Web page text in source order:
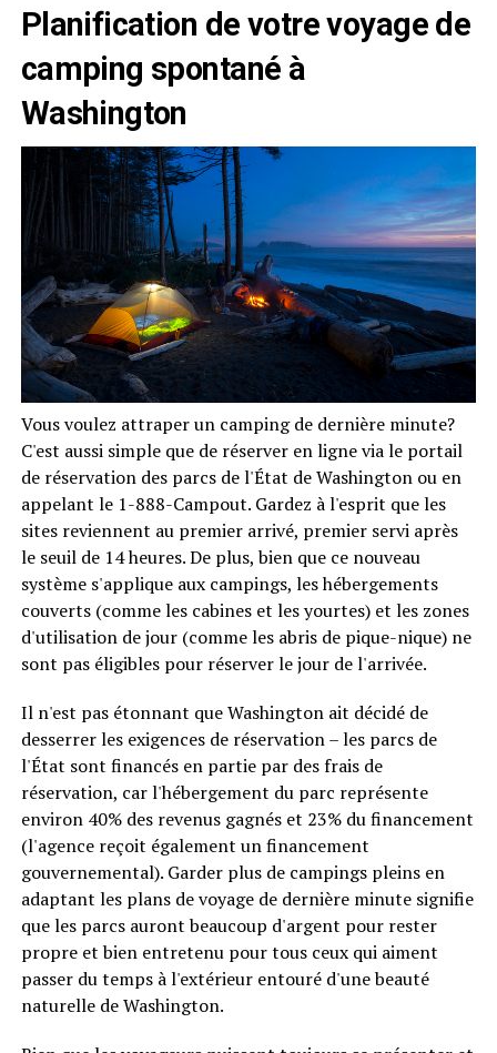
Planification de votre voyage de
camping spontané à
Washington
Vous voulez attraper un camping de dernière minute?
C'est aussi simple que de réserver en ligne via le portail
de réservation des parcs de l'État de Washington ou en
appelant le 1-888-Campout. Gardez à l'esprit que les
sites reviennent au premier arrivé, premier servi après
le seuil de 14 heures. De plus, bien que ce nouveau
système s'applique aux campings, les hébergements
couverts (comme les cabines et les yourtes) et les zones
d'utilisation de jour (comme les abris de pique-nique) ne
sont pas éligibles pour réserver le jour de l'arrivée.
Il n'est pas étonnant que Washington ait décidé de
desserrer les exigences de réservation – les parcs de
l'État sont financés en partie par des frais de
réservation, car l'hébergement du parc représente
environ 40% des revenus gagnés et 23% du financement
(l'agence reçoit également un financement
gouvernemental). Garder plus de campings pleins en
adaptant les plans de voyage de dernière minute signifie
que les parcs auront beaucoup d'argent pour rester
propre et bien entretenu pour tous ceux qui aiment
passer du temps à l'extérieur entouré d'une beauté
naturelle de Washington.